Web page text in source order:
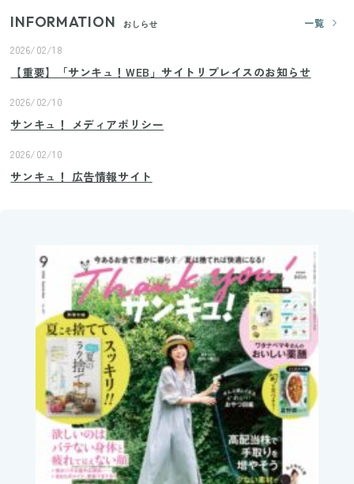
INFORMATION おしらせ
一覧
2026/02/18
【重要】「サンキュ！WEB」サイトリプレイスのお知らせ
2026/02/10
サンキュ！ メディアポリシー
2026/02/10
サンキュ！ 広告情報サイト